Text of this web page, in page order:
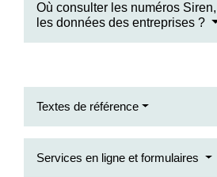
Où consulter les numéros
les données des entreprises ?
Textes de référence
Services en ligne et formulaires